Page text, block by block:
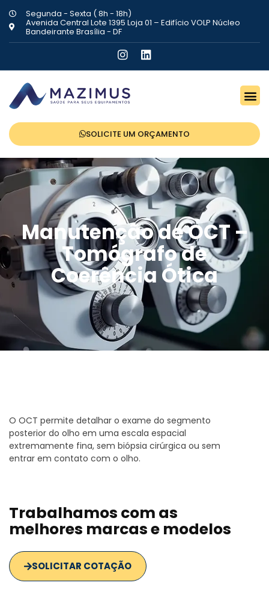
Segunda - Sexta ( 8h - 18h)
Avenida Central Lote 1395 Loja 01 – Edifício VOLP Núcleo
Bandeirante Brasília - DF
SOLICITE UM ORÇAMENTO
Manutenção de OCT –
Tomógrafo de
Coerência Ótica
O OCT permite detalhar o exame do segmento
posterior do olho em uma escala espacial
extremamente fina, sem biópsia cirúrgica ou sem
entrar em contato com o olho.
Trabalhamos com as
melhores marcas e modelos
SOLICITAR COTAÇÃO